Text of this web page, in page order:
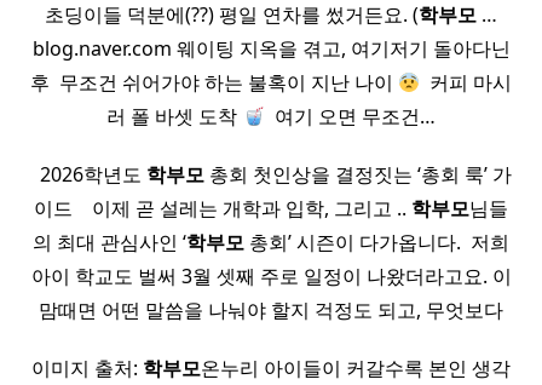
초딩이들 덕분에(??) 평일 연차를 썼거든요. (학부모 …
blog.naver.com 웨이팅 지옥을 겪고, 여기저기 돌아다닌
후 ​ 무조건 쉬어가야 하는 불혹이 지난 나이
​ 커피 마시
러 폴 바셋 도착
​ 여기 오면 무조건…
​ ​ 2026학년도 학부모 총회 첫인상을 결정짓는 ‘총회 룩’ 가
이드 ​ ​ ​ 이제 곧 설레는 개학과 입학, 그리고 .. 학부모님들
의 최대 관심사인 ‘학부모 총회’ 시즌이 다가옵니다. ​ 저희
아이 학교도 벌써 3월 셋째 주로 일정이 나왔더라고요. 이
맘때면 어떤 말씀을 나눠야 할지 걱정도 되고, 무엇보다
이미지 출처: 학부모온누리 아이들이 커갈수록 본인 생각